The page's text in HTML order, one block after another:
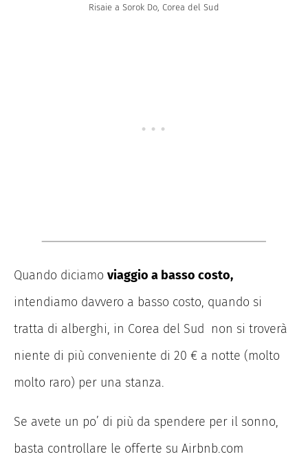
Risaie a Sorok Do, Corea del Sud
Quando diciamo viaggio a basso costo,
intendiamo davvero a basso costo, quando si
tratta di alberghi, in Corea del Sud non si troverà
niente di più conveniente di 20 € a notte (molto
molto raro) per una stanza.
Se avete un po’ di più da spendere per il sonno,
basta controllare le offerte su Airbnb.com